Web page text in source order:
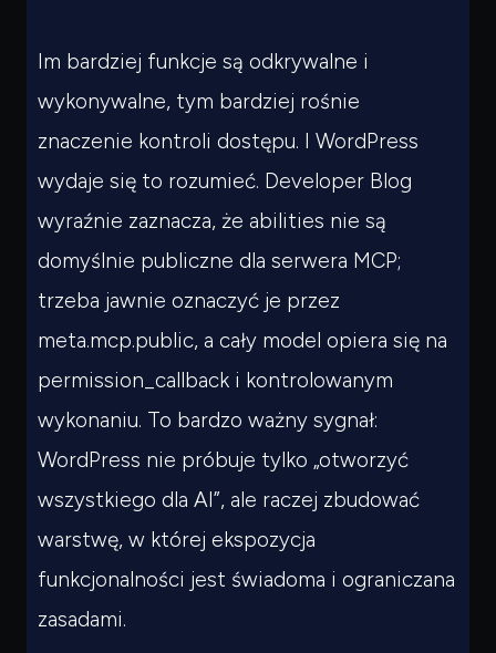
Im bardziej funkcje są odkrywalne i
wykonywalne, tym bardziej rośnie
znaczenie kontroli dostępu. I WordPress
wydaje się to rozumieć. Developer Blog
wyraźnie zaznacza, że abilities nie są
domyślnie publiczne dla serwera MCP;
trzeba jawnie oznaczyć je przez
meta.mcp.public, a cały model opiera się na
permission_callback i kontrolowanym
wykonaniu. To bardzo ważny sygnał:
WordPress nie próbuje tylko „otworzyć
wszystkiego dla AI”, ale raczej zbudować
warstwę, w której ekspozycja
funkcjonalności jest świadoma i ograniczana
zasadami.